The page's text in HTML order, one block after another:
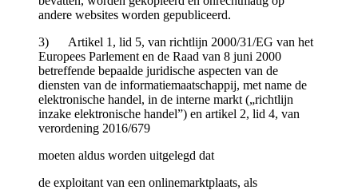
andere websites worden gepubliceerd.
3) Artikel 1, lid 5, van richtlijn 2000/31/EG van het
Europees Parlement en de Raad van 8 juni 2000
betreffende bepaalde juridische aspecten van de
diensten van de informatiemaatschappij, met name de
elektronische handel, in de interne markt („richtlijn
inzake elektronische handel”) en artikel 2, lid 4, van
verordening 2016/679
moeten aldus worden uitgelegd dat
de exploitant van een onlinemarktplaats, als